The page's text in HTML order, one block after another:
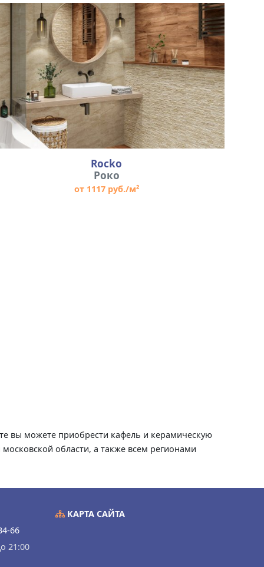
Rocko
Роко
от 1117 руб./м²
вы можете приобрести кафель и керамическую
области, а также всем регионами
66
21:00
КАРТА САЙТА